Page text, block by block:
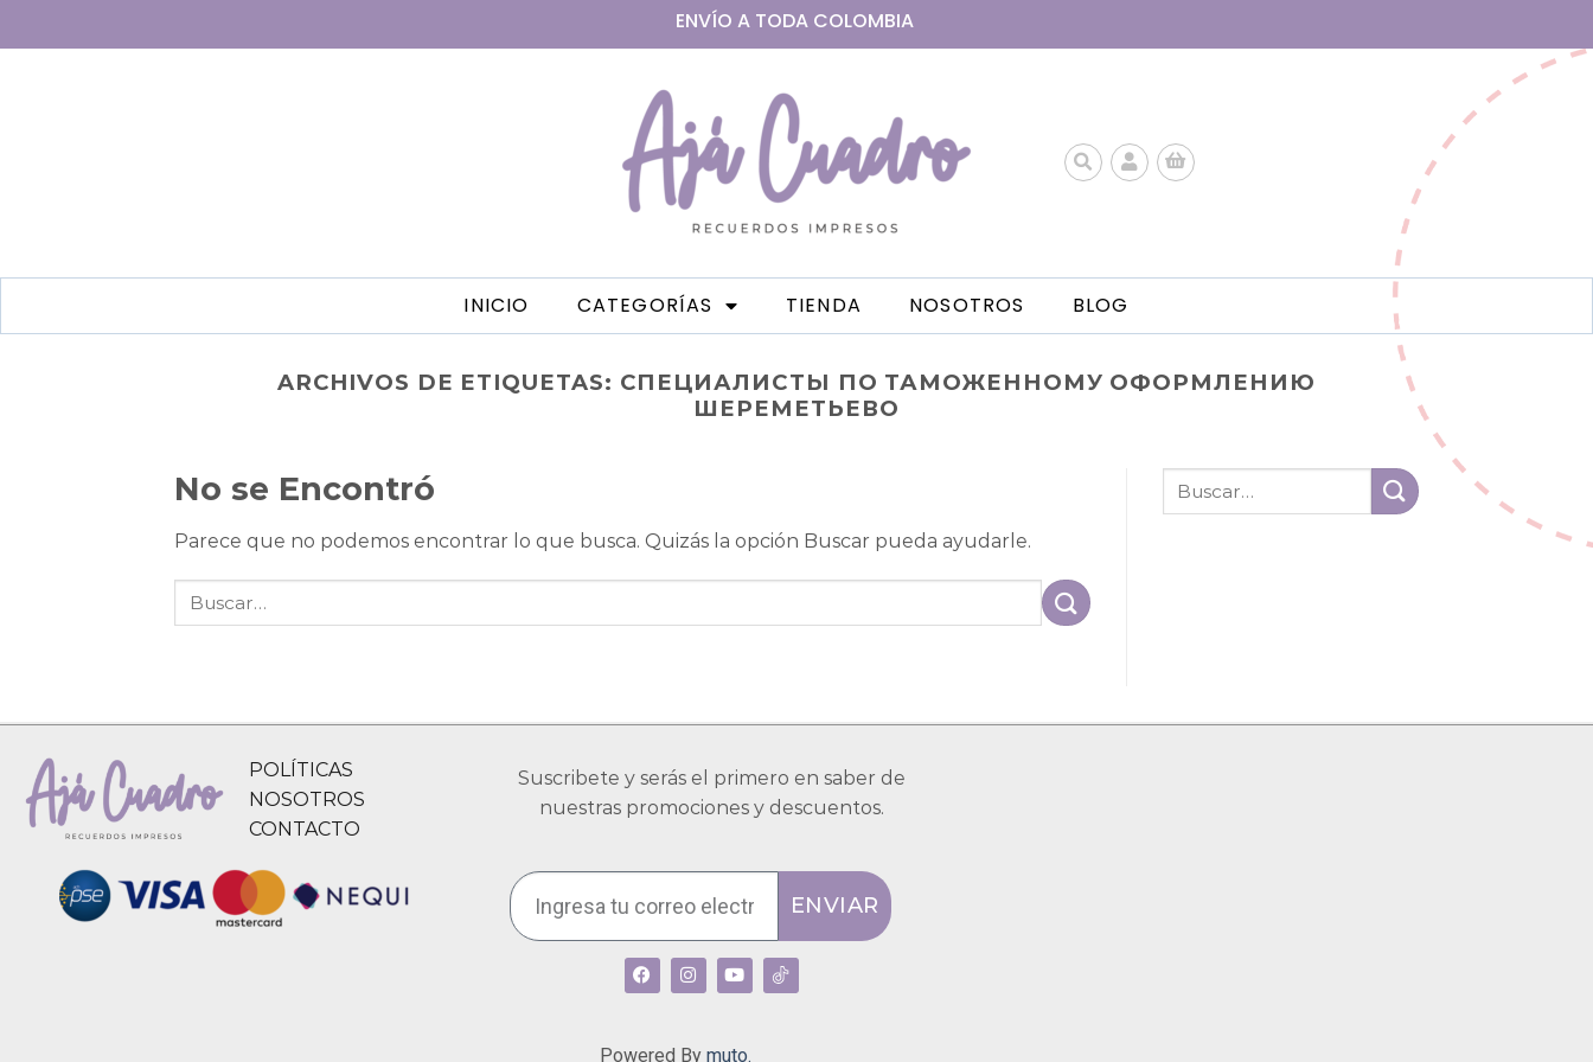
ENVÍO A TODA COLOMBIA
INICIO CATEGORÍAS TIENDA NOSOTROS BLOG
ARCHIVOS DE ETIQUETAS: СПЕЦИАЛИСТЫ ПО ТАМОЖЕННОМУ ОФОРМЛЕНИЮ
ШЕРЕМЕТЬЕВО
No se Encontró
Parece que no podemos encontrar lo que busca. Quizás la opción Buscar pueda ayudarle.
POLÍTICAS
NOSOTROS
CONTACTO
Suscribete y serás el primero en saber de
nuestras promociones y descuentos.
ENVIAR
Powered By muto.